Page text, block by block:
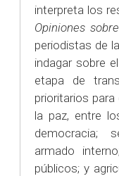
interpreta los
Opiniones
periodistas de
indagar sobre
etapa de
prioritarios para
la paz, entre
democracia;
armado
públicos; y